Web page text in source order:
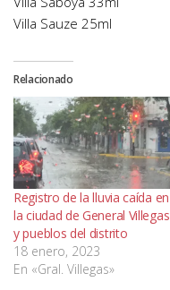
Villa Sauze 25ml
Relacionado
Registro de la lluvia caída en
la ciudad de General Villegas
y pueblos del distrito
18 enero, 2023
En «Gral. Villegas»